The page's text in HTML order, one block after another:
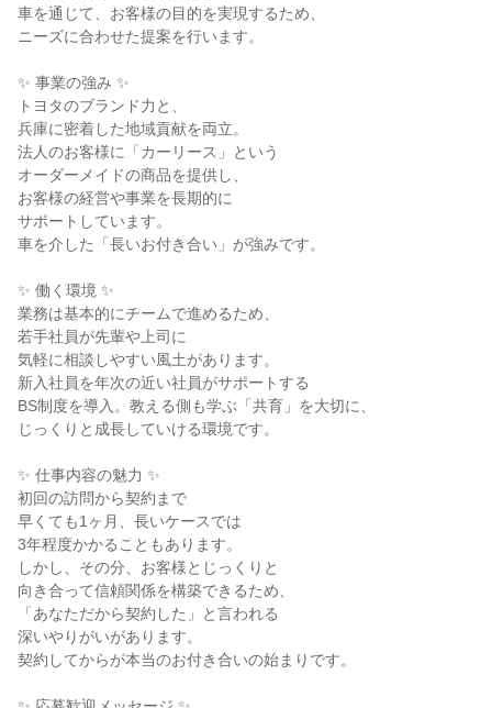
車を通じて、お客様の目的を実現するため、
ニーズに合わせた提案を行います。
✨ 事業の強み ✨
トヨタのブランド力と、
兵庫に密着した地域貢献を両立。
法人のお客様に「カーリース」という
オーダーメイドの商品を提供し、
お客様の経営や事業を長期的に
サポートしています。
車を介した「長いお付き合い」が強みです。
✨ 働く環境 ✨
業務は基本的にチームで進めるため、
若手社員が先輩や上司に
気軽に相談しやすい風土があります。
新入社員を年次の近い社員がサポートする
BS制度を導入。教える側も学ぶ「共育」を大切に、
じっくりと成長していける環境です。
✨ 仕事内容の魅力 ✨
初回の訪問から契約まで
早くても1ヶ月、長いケースでは
3年程度かかることもあります。
しかし、その分、お客様とじっくりと
向き合って信頼関係を構築できるため、
「あなただから契約した」と言われる
深いやりがいがあります。
契約してからが本当のお付き合いの始まりです。